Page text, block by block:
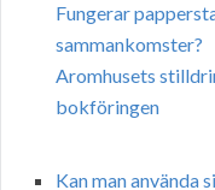
Fungerar
sammankomster?
Aromhusets
bokföringen
Kan man använda